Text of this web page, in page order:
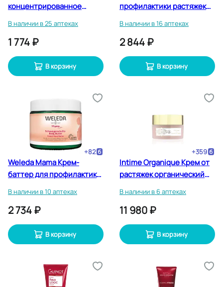
концентрированное
В наличии в 25 аптеках
1 774 ₽
В корзину
профилактики растяжек
В наличии в 16 аптеках
2 844 ₽
В корзину
+82
Weleda Mama Крем-
баттер для профилактики
В наличии в 10 аптеках
2 734 ₽
В корзину
+359
Intime Organique Крем от
растяжек органический
В наличии в 6 аптеках
11 980 ₽
В корзину